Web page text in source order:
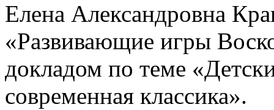
Елена Александровна
«Развивающие игры
докладом по теме
современная классика».